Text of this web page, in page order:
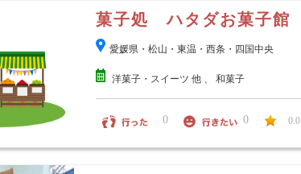
菓子処 ハタダお菓子館
愛媛県・松山・東温・西条・四国中央
洋菓子・スイーツ 他 、 和菓子
0 0 0.0